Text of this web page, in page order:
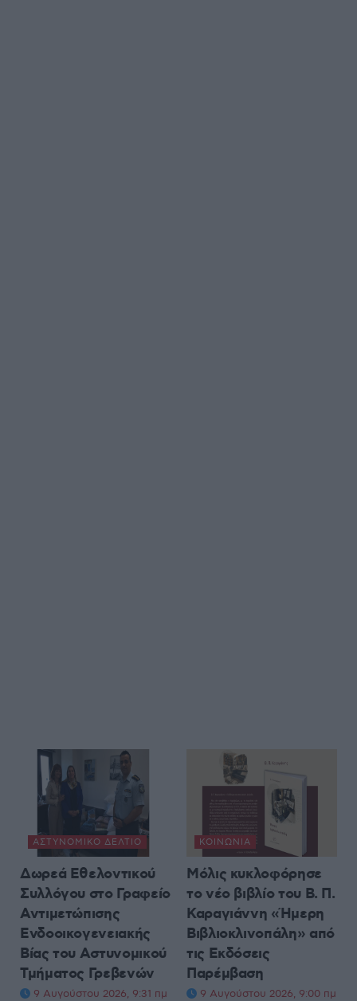
ΑΣΤΥΝΟΜΙΚΌ ΔΕΛΤΊΟ
Δωρεά Εθελοντικού
Συλλόγου στο Γραφείο
Αντιμετώπισης
Ενδοοικογενειακής
Βίας του Αστυνομικού
Τμήματος Γρεβενών
9 Αυγούστου 2026, 9:31 πμ
ΚΟΙΝΩΝΊΑ
Μόλις κυκλοφόρησε
το νέο βιβλίο του Β. Π.
Καραγιάννη «Ήμερη
Βιβλιοκλινοπάλη» από
τις Εκδόσεις
Παρέμβαση
9 Αυγούστου 2026, 9:00 πμ